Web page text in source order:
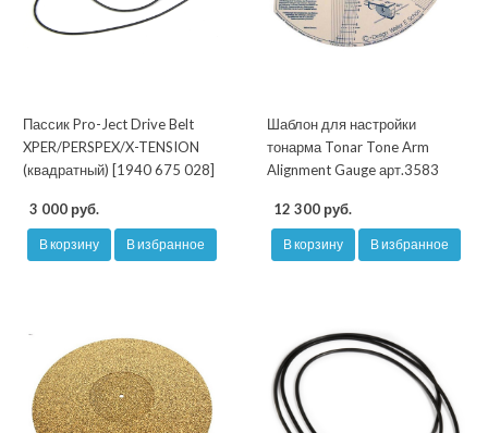
Пассик Pro-Ject Drive Belt
XPER/PERSPEX/X-TENSION
(квадратный) [1940 675 028]
3 000 руб.
В корзину В избранное
Шаблон для настройки
тонарма Tonar Tone Arm
Alignment Gauge арт.3583
12 300 руб.
В корзину В избранное